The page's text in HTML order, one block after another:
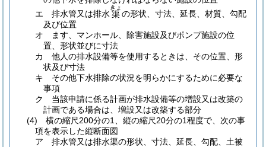
エ
排水管又は排水 渠
きょ
の形状、寸法、延長、材質、勾配
及び位置
オ
ます、マンホール、除害施設及びポンプ施設の位
置、形状並びに寸法
カ
他人の排水設備等を使用するときは、その位置、形
状及び寸法
キ
その他下水排除の状況を明らかにするために必要な
事項
ク
当該申請に係る計画が排水設備等の増設又は改築の
計画である場合は、増設又は改築する部分
(4)
横の縮尺200分の1、縦の縮尺20分の1程度で、次の事
項を表示した縦断面図
ア
排水管又は排水渠の形状、寸法、延長、勾配、土被